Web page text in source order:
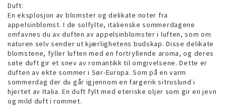
Duft:
En eksplosjon av blomster og delikate noter fra
appelsinblomst. I de solfylte, italienske sommerdagene
omfavnes du av duften av appelsinblomster i luften, som om
naturen selv sender ut kjærlighetens budskap. Disse delikate
blomstene, fyller luften med en fortryllende aroma, og deres
søte duft gir et snev av romantikk til omgivelsene. Dette er
duften av ekte sommer i Sør-Europa. Som på en varm
sommerdag der du går igjennom en fargerik sitruslund i
hjertet av Italia. En duft fylt med eteriske oljer som gir en jevn
og mild duft i rommet.